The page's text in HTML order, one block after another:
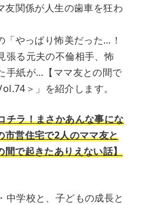
u
友関係が人生の歯車を狂わ
「やっぱり怖美だった…！
張る元夫の不倫相手、怖
手紙が…【ママ友との間で
＞」を紹介します。
ラ！まさかあんな事にな
営住宅で2人のママ友と
で起きたありえない話】
中学校と、子どもの成長と